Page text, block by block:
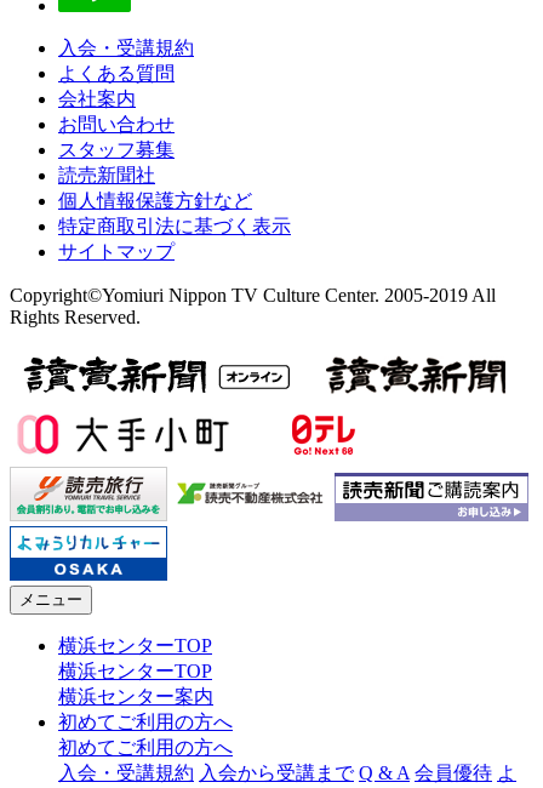
入会・受講規約
よくある質問
会社案内
お問い合わせ
スタッフ募集
読売新聞社
個人情報保護方針など
特定商取引法に基づく表示
サイトマップ
Copyright©Yomiuri Nippon TV Culture Center. 2005-2019 All
Rights Reserved.
メニュー
横浜センターTOP
横浜センターTOP
横浜センター案内
初めてご利用の方へ
初めてご利用の方へ
入会・受講規約 入会から受講まで Q & A 会員優待 よ